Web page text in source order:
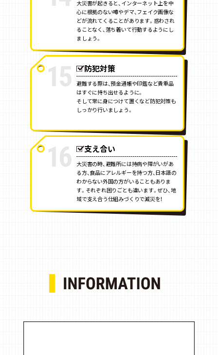
大災害が起きると、インターネット上を中
心に根拠のない噂やデマ、フェイク画像な
どが流れてくることがあります。惑わされ
ることなく、落ち着いて行動するようにし
ましょう。
15 防犯対策
避難する際は、預金通帳や印鑑など貴重品
はすぐに持ち出せるように。
そして常に身につけて置くなど防犯対策も
しっかり行いましょう。
16 支え合い
大災害の時、避難所には持病や障がいがあ
る方、食品にアレルギーを持つ方、日本語の
わからない外国の方がいることもありま
す。それぞれ困りごとも違います。ぜひ、地
域で支え合う仕組みづくりで減災を！